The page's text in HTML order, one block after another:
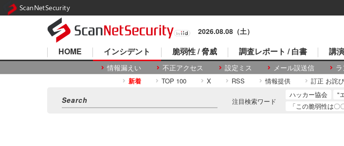
2026.08.08（土）
HOME インシデント
情報漏えい 不正アクセス 設定ミス メール誤送信
脆弱性 / 脅威 調査レポート / 白書 講
新着 TOP 100 X RSS 情報提供 訂正 お詫び
注目検索ワード
ハッカー協会 "
「この脆弱性は
ScanNetSecurity